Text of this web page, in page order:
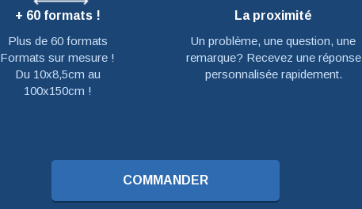
+ 60 formats !
Plus de 60 formats
Formats sur mesure !
Du 10x8,5cm au
100x150cm !
La proximité
Un problème, une question, une
remarque? Recevez une réponse
personnalisée rapidement.
COMMANDER